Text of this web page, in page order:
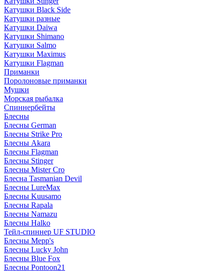
Катушки Black Side
Катушки разные
Катушки Daiwa
Катушки Shimano
Катушки Salmo
Катушки Maximus
Катушки Flagman
Приманки
Поролоновые приманки
Мушки
Морская рыбалка
Спиннербейты
Блесны
Блесны German
Блесны Strike Pro
Блесны Akara
Блесны Flagman
Блесны Stinger
Блесны Mister Cro
Блесна Tasmanian Devil
Блесны LureMax
Блесны Kuusamo
Блесны Rapala
Блесны Namazu
Блесны Halko
Тейл-спиннер UF STUDIO
Блесны Mepp's
Блесны Lucky John
Блесны Blue Fox
Блесны Pontoon21